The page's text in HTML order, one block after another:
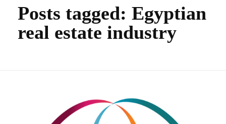
Posts tagged: Egyptian
real estate industry